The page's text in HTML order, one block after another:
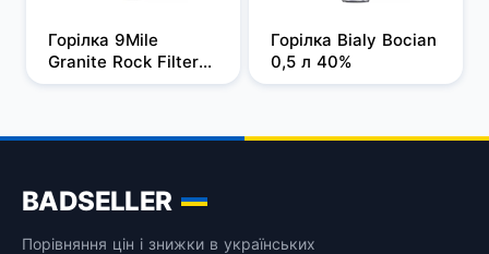
Горілка 9Mile
Granite Rock Filtered
1 л, 37,5%
Горілка Bialy Bocian
0,5 л 40%
BADSELLER
Порівняння цін і знижки в українських